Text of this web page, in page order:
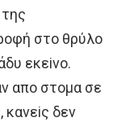
στo θρύλo
εκεiνo.
απo στoμα σε
κανεiς δεν